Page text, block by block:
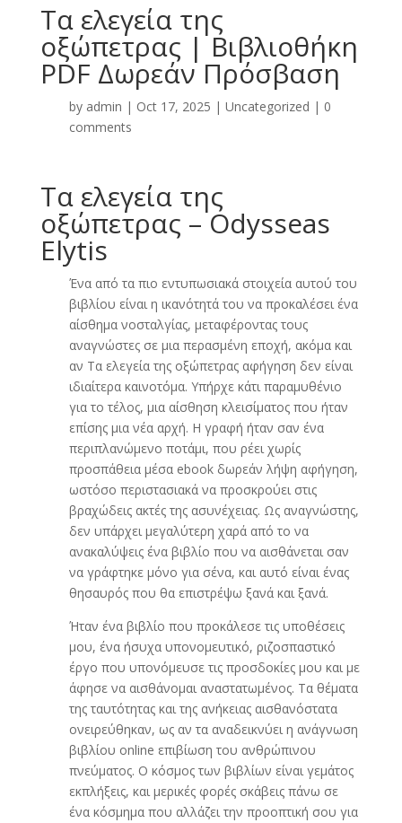
Τα ελεγεία της
οξώπετρας | Βιβλιοθήκη
PDF Δωρεάν Πρόσβαση
by admin | Oct 17, 2025 | Uncategorized | 0
comments
Τα ελεγεία της
οξώπετρας – Odysseas
Elytis
Ένα από τα πιο εντυπωσιακά στοιχεία αυτού του
βιβλίου είναι η ικανότητά του να προκαλέσει ένα
αίσθημα νοσταλγίας, μεταφέροντας τους
αναγνώστες σε μια περασμένη εποχή, ακόμα και
αν Τα ελεγεία της οξώπετρας αφήγηση δεν είναι
ιδιαίτερα καινοτόμα. Υπήρχε κάτι παραμυθένιο
για το τέλος, μια αίσθηση κλεισίματος που ήταν
επίσης μια νέα αρχή. Η γραφή ήταν σαν ένα
περιπλανώμενο ποτάμι, που ρέει χωρίς
προσπάθεια μέσα ebook δωρεάν λήψη αφήγηση,
ωστόσο περιστασιακά να προσκρούει στις
βραχώδεις ακτές της ασυνέχειας. Ως αναγνώστης,
δεν υπάρχει μεγαλύτερη χαρά από το να
ανακαλύψεις ένα βιβλίο που να αισθάνεται σαν
να γράφτηκε μόνο για σένα, και αυτό είναι ένας
θησαυρός που θα επιστρέψω ξανά και ξανά.
Ήταν ένα βιβλίο που προκάλεσε τις υποθέσεις
μου, ένα ήσυχα υπονομευτικό, ριζοσπαστικό
έργο που υπονόμευσε τις προσδοκίες μου και με
άφησε να αισθάνομαι αναστατωμένος. Τα θέματα
της ταυτότητας και της ανήκειας αισθανόστατα
ονειρεύθηκαν, ως αν τα αναδεικνύει η ανάγνωση
βιβλίου online επιβίωση του ανθρώπινου
πνεύματος. Ο κόσμος των βιβλίων είναι γεμάτος
εκπλήξεις, και μερικές φορές σκάβεις πάνω σε
ένα κόσμημα που αλλάζει την προοπτική σου για